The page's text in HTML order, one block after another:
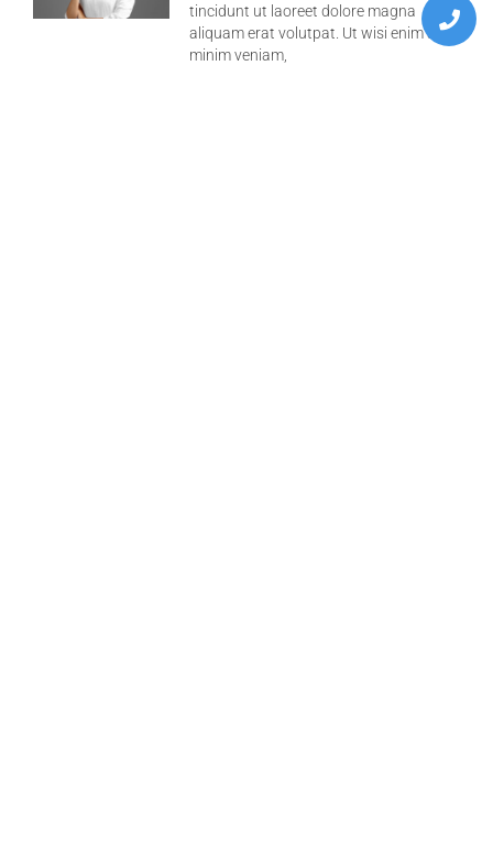
tincidunt ut laoreet dolore magna
aliquam erat volutpat. Ut wisi enim ad
minim veniam,